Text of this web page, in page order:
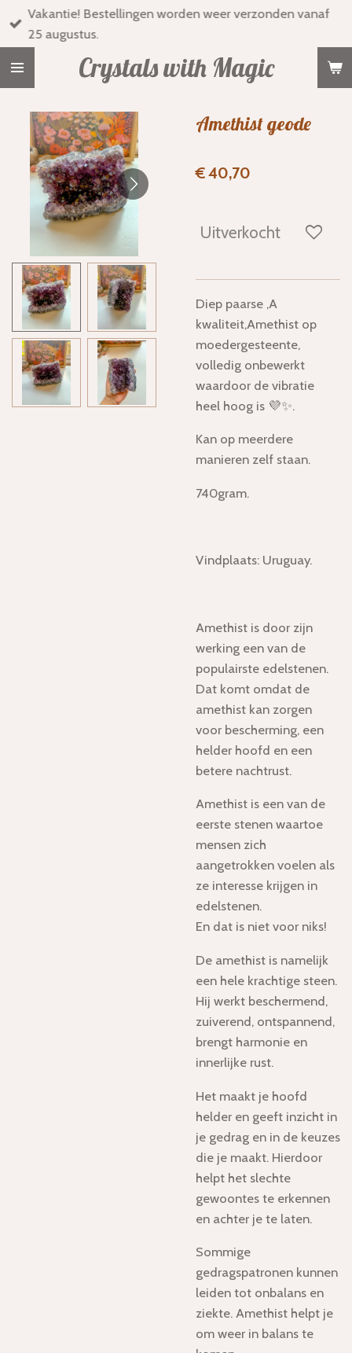
Ga
direct
Crystals with Magic
Vakantie! Bestellingen worden weer verzonden vanaf
25 augustus.
Amethist geode
€ 40,70
Uitverkocht
Diep paarse ,A
kwaliteit,Amethist op
moedergesteente,
volledig onbewerkt
waardoor de vibratie
heel hoog is 💜✨.
Kan op meerdere
manieren zelf staan.
740gram.
Vindplaats: Uruguay.
Amethist is door zijn
werking een van de
populairste edelstenen.
Dat komt omdat de
amethist kan zorgen
voor bescherming, een
helder hoofd en een
betere nachtrust.
Amethist is een van de
eerste stenen waartoe
mensen zich
aangetrokken voelen als
ze interesse krijgen in
edelstenen.
En dat is niet voor niks!
De amethist is namelijk
een hele krachtige steen.
Hij werkt beschermend,
zuiverend, ontspannend,
brengt harmonie en
innerlijke rust.
Het maakt je hoofd
helder en geeft inzicht in
je gedrag en in de keuzes
die je maakt. Hierdoor
helpt het slechte
gewoontes te erkennen
en achter je te laten.
Sommige
gedragspatronen kunnen
leiden tot onbalans en
ziekte. Amethist helpt je
om weer in balans te